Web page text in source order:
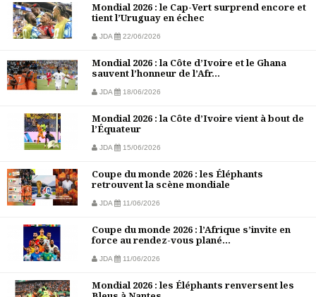
Mondial 2026 : le Cap-Vert surprend encore et
tient l’Uruguay en échec
JDA 22/06/2026
Mondial 2026 : la Côte d’Ivoire et le Ghana
sauvent l’honneur de l’Afr...
JDA 18/06/2026
Mondial 2026 : la Côte d’Ivoire vient à bout de
l’Équateur
JDA 15/06/2026
Coupe du monde 2026 : les Éléphants
retrouvent la scène mondiale
JDA 11/06/2026
Coupe du monde 2026 : l’Afrique s’invite en
force au rendez-vous plané...
JDA 11/06/2026
Mondial 2026 : les Éléphants renversent les